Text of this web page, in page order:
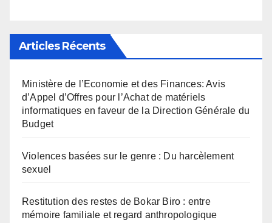
Articles Récents
Ministère de l’Economie et des Finances: Avis
d’Appel d’Offres pour l’Achat de matériels
informatiques en faveur de la Direction Générale du
Budget
Violences basées sur le genre : Du harcèlement
sexuel
Restitution des restes de Bokar Biro : entre
mémoire familiale et regard anthropologique